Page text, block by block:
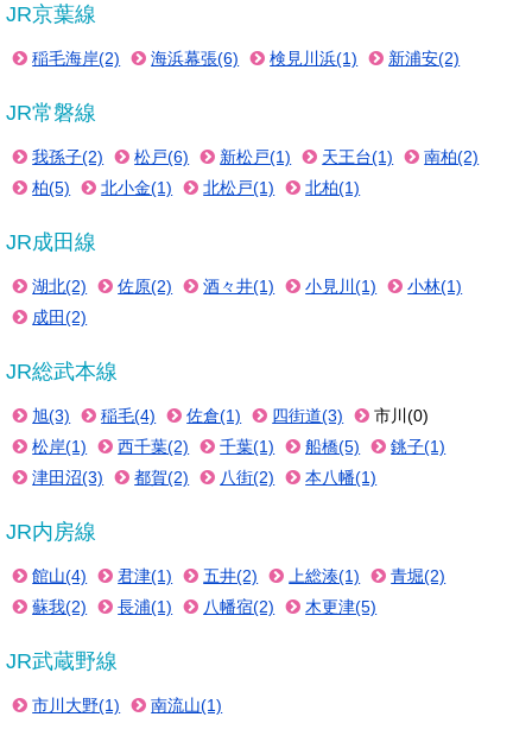
JR京葉線
稲毛海岸(2) 海浜幕張(6) 検見川浜(1) 新浦安(2)
JR常磐線
我孫子(2) 松戸(6) 新松戸(1) 天王台(1)
南柏(2)
柏(5)
北小金(1) 北松戸(1) 北柏(1)
JR成田線
湖北(2) 佐原(2) 酒々井(1) 小見川(1)
小林(1)
成田(2)
JR総武本線
旭(3) 稲毛(4) 佐倉(1) 四街道(3)
市川(0)
松岸(1)
西千葉(2) 千葉(1) 船橋(5)
銚子(1)
津田沼(3)
都賀(2) 八街(2) 本八幡(1)
JR内房線
館山(4) 君津(1) 五井(2) 上総湊(1)
青堀(2)
蘇我(2)
長浦(1) 八幡宿(2) 木更津(5)
JR武蔵野線
市川大野(1) 南流山(1)